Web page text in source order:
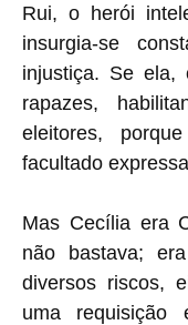
Rui, o herói
insurgia-se
injustiça. Se ela,
rapazes,
eleitores,
facultado
Mas Cecília era
não bastava;
diversos riscos,
uma requisição